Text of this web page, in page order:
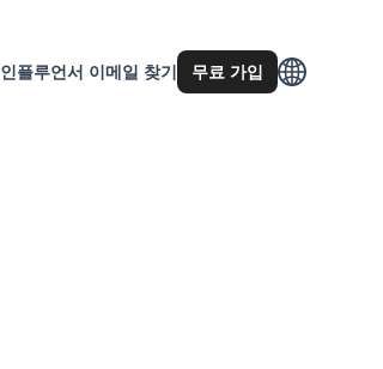
인플루언서 이메일 찾기 무료 가입